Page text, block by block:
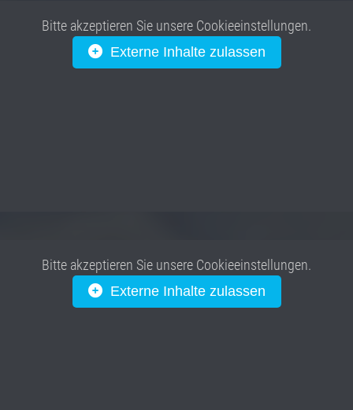
Bitte akzeptieren Sie unsere Cookieeinstellungen.
Externe Inhalte zulassen
Bitte akzeptieren Sie unsere Cookieeinstellungen.
Externe Inhalte zulassen